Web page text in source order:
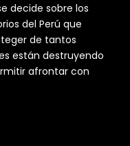
decide sobre los
del Perú que
de tantos
están destruyendo
afrontar con